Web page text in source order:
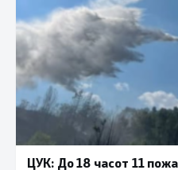
ЦУК: До 18 часот 11